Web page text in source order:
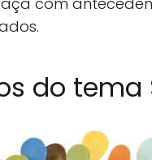
do tema